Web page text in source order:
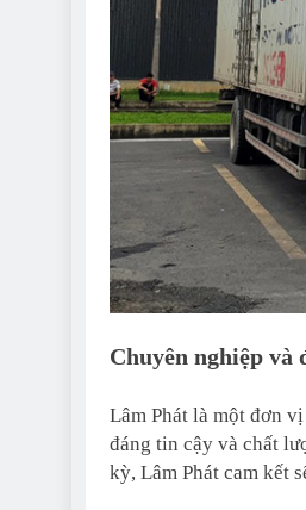
Chuyên nghiệp và
Lâm Phát là một đơn
đáng tin cậy và chất
kỳ, Lâm Phát cam kết